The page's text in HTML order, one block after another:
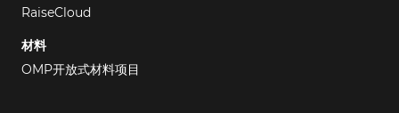
RaiseCloud
材料
OMP开放式材料项目